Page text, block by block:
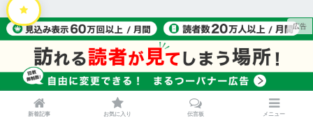
新着記事 お気に入り 伝言板 メニュー